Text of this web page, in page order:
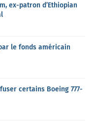
ex-patron d’Ethiopian
le fonds américain
certains Boeing 777-